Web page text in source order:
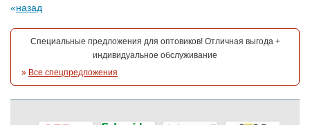
назад
Специальные предложения для оптовиков! Отличная выгода +
индивидуальное обслуживание
» Все спецпредложения